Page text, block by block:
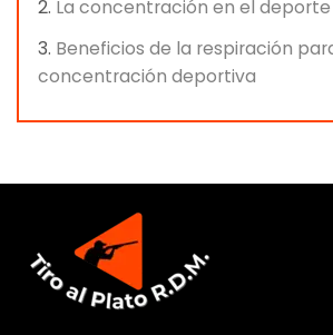
La concentración en el deporte
Beneficios de la respiración
concentración deportiva